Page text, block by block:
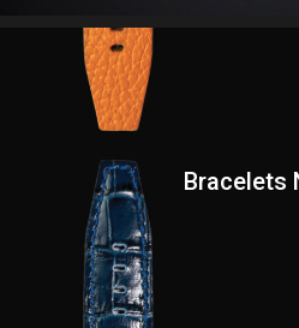
Bracelets
Fabriqué en Italie. De 18 mm à
proposons des bracelets
caoutchouc, tissu nato, nous